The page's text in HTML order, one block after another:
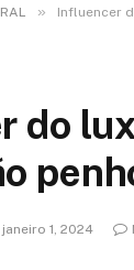
» Influencer
do
janeiro 1, 2024